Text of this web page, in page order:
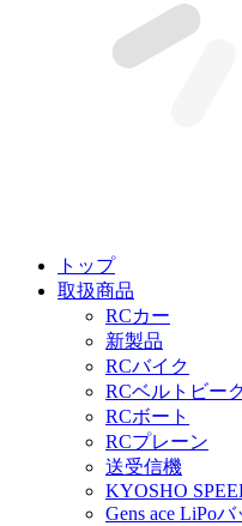
トップ
取扱商品
RCカー
新製品
RCバイク
RCベルトビー
RCボート
RCプレーン
送受信機
KYOSHO
Gens ace LiPo